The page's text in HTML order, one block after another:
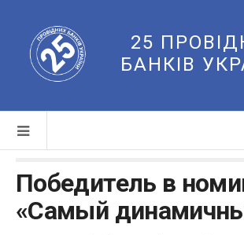
25
БАНКІВ
Победитель в
«Самый